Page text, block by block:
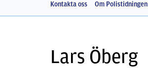
Kontakta oss Om Polistidningen
Lars Öberg